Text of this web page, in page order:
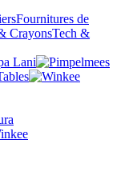
Fournitures de
CrayonsTech &